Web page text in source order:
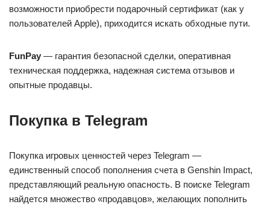
возможности приобрести подарочный сертификат (как у
пользователей Apple), приходится искать обходные пути.
FunPay — гарантия безопасной сделки, оперативная
техническая поддержка, надежная система отзывов и
опытные продавцы.
Покупка в Telegram
Покупка игровых ценностей через Telegram —
единственный способ пополнения счета в Genshin Impact,
представляющий реальную опасность. В поиске Telegram
найдется множество «продавцов», желающих пополнить